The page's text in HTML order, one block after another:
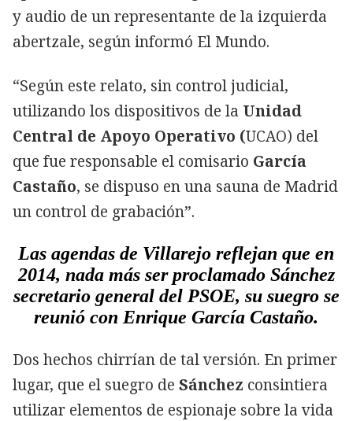
y audio de un representante de la izquierda
abertzale, según informó El Mundo.
“Según este relato, sin control judicial,
utilizando los dispositivos de la Unidad
Central de Apoyo Operativo (UCAO) del
que fue responsable el comisario García
Castaño, se dispuso en una sauna de Madrid
un control de grabación”.
Las agendas de Villarejo reflejan que en
2014, nada más ser proclamado Sánchez
secretario general del PSOE, su suegro se
reunió con Enrique García Castaño.
Dos hechos chirrían de tal versión. En primer
lugar, que el suegro de Sánchez consintiera
utilizar elementos de espionaje sobre la vida